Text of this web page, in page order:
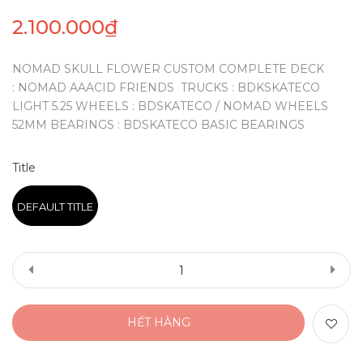
2.100.000₫
NOMAD SKULL FLOWER CUSTOM COMPLETE DECK
: NOMAD AAACID FRIENDS TRUCKS : BDKSKATECO
LIGHT 5.25 WHEELS : BDSKATECO / NOMAD WHEELS
52MM BEARINGS : BDSKATECO BASIC BEARINGS
Title
DEFAULT TITLE
HẾT HÀNG